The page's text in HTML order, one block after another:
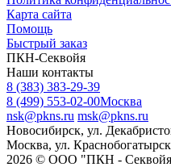
Карта сайта
Помощь
Быстрый заказ
ПКН-Секвойя
Наши контакты
8 (383) 383-29-39
8 (499) 553-02-00Москва
nsk@pkns.ru msk@pkns.ru
Новосибирск, ул.
Москва, ул.
2026 © ООО "ПКН -